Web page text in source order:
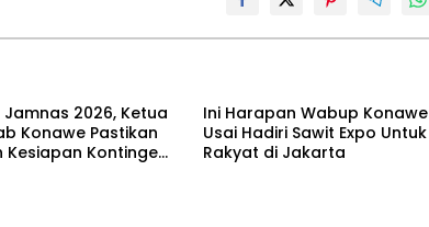
Jamnas 2026, Ketua
Konawe Pastikan
Kesiapan Kontingen
Ini Harapan Wabup Konawe
Usai Hadiri Sawit Expo Untuk
Rakyat di Jakarta